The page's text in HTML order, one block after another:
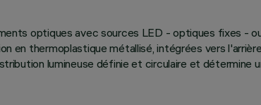
optiques avec sources LED - optiques fixes -
en thermoplastique métallisé, intégrées vers
lumineuse définie et circulaire et détermine